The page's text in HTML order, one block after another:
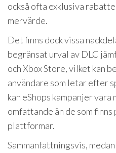
också ofta exklusiva
mervärde.
Det finns dock vissa
begränsat urval av DLC
och Xbox Store, vilket kan
användare som letar efter
kan eShops kampanjer
omfattande än de som
plattformar.
Sammanfattningsvis,